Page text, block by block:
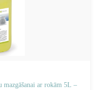
mazgāšanai ar rokām 5L –